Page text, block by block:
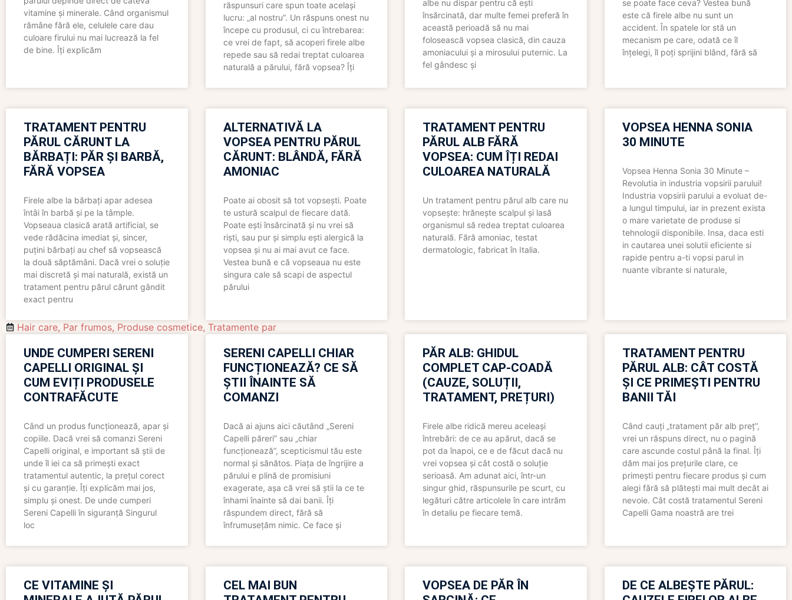
vitamine și minerale. Când organismul
rămâne fără ele, celulele care dau
culoare firului nu mai lucrează la fel
de bine. Îți explicăm
răspunsuri care spun toate același
lucru: „al nostru”. Un răspuns onest nu
începe cu produsul, ci cu întrebarea:
ce vrei de fapt, să acoperi firele albe
repede sau să redai treptat culoarea
naturală a părului, fără vopsea? Îți
albe nu dispar pentru că ești
însărcinată, dar multe femei preferă în
această perioadă să nu mai
folosească vopsea clasică, din cauza
amoniacului și a mirosului puternic. La
fel gândesc și
se poate face ceva? Vestea bună
este că firele albe nu sunt un
accident. În spatele lor stă un
mecanism pe care, odată ce îl
înțelegi, îl poți sprijini blând, fără să
TRATAMENT PENTRU
PĂRUL CĂRUNT LA
BĂRBAȚI: PĂR ȘI BARBĂ,
FĂRĂ VOPSEA
Firele albe la bărbați apar adesea
întâi în barbă și pe la tâmple.
Vopseaua clasică arată artificial, se
vede rădăcina imediat și, sincer,
puțini bărbați au chef să vopsească
la două săptămâni. Dacă vrei o soluție
mai discretă și mai naturală, există un
tratament pentru părul cărunt gândit
exact pentru
ALTERNATIVĂ LA
VOPSEA PENTRU PĂRUL
CĂRUNT: BLÂNDĂ, FĂRĂ
AMONIAC
Poate ai obosit să tot vopsești. Poate
te ustură scalpul de fiecare dată.
Poate ești însărcinată și nu vrei să
riști, sau pur și simplu ești alergică la
vopsea și nu ai mai avut ce face.
Vestea bună e că vopseaua nu este
singura cale să scapi de aspectul
părului
TRATAMENT PENTRU
PĂRUL ALB FĂRĂ
VOPSEA: CUM ÎȚI REDAI
CULOAREA NATURALĂ
Un tratament pentru părul alb care nu
vopsește: hrănește scalpul și lasă
organismul să redea treptat culoarea
naturală. Fără amoniac, testat
dermatologic, fabricat în Italia.
VOPSEA HENNA SONIA
30 MINUTE
Vopsea Henna Sonia 30 Minute –
Revolutia in industria vopsirii parului!
Industria vopsirii parului a evoluat de-
a lungul timpului, iar in prezent exista
o mare varietate de produse si
tehnologii disponibile. Insa, daca esti
in cautarea unei solutii eficiente si
rapide pentru a-ti vopsi parul in
nuante vibrante si naturale,
Hair care, Par frumos, Produse cosmetice, Tratamente par
UNDE CUMPERI SERENI
CAPELLI ORIGINAL ȘI
CUM EVIȚI PRODUSELE
CONTRAFĂCUTE
Când un produs funcționează, apar și
copiile. Dacă vrei să comanzi Sereni
Capelli original, e important să știi de
unde îl iei ca să primești exact
tratamentul autentic, la prețul corect
și cu garanție. Îți explicăm mai jos,
simplu și onest. De unde cumperi
Sereni Capelli în siguranță Singurul
loc
SERENI CAPELLI CHIAR
FUNCȚIONEAZĂ? CE SĂ
ȘTII ÎNAINTE SĂ
COMANZI
Dacă ai ajuns aici căutând „Sereni
Capelli păreri” sau „chiar
funcționează”, scepticismul tău este
normal și sănătos. Piața de îngrijire a
părului e plină de promisiuni
exagerate, așa că vrei să știi la ce te
înhami înainte să dai banii. Îți
răspundem direct, fără să
înfrumusețăm nimic. Ce face și
PĂR ALB: GHIDUL
COMPLET CAP-COADĂ
(CAUZE, SOLUȚII,
TRATAMENT, PREȚURI)
Firele albe ridică mereu aceleași
întrebări: de ce au apărut, dacă se
pot da înapoi, ce e de făcut dacă nu
vrei vopsea și cât costă o soluție
serioasă. Am adunat aici, într-un
singur ghid, răspunsurile pe scurt, cu
legături către articolele în care intrăm
în detaliu pe fiecare temă.
TRATAMENT PENTRU
PĂRUL ALB: CÂT COSTĂ
ȘI CE PRIMEȘTI PENTRU
BANII TĂI
Când cauți „tratament păr alb preț”,
vrei un răspuns direct, nu o pagină
care ascunde costul până la final. Îți
dăm mai jos prețurile clare, ce
primești pentru fiecare produs și cum
alegi fără să plătești mai mult decât ai
nevoie. Cât costă tratamentul Sereni
Capelli Gama noastră are trei
CE VITAMINE ȘI
CEL MAI BUN
VOPSEA DE PĂR ÎN
DE CE ALBEȘTE PĂRUL: